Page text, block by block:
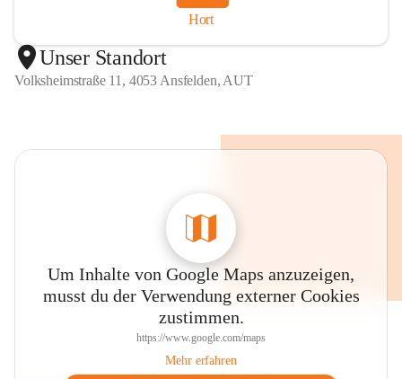
Hort
Unser Standort
Volksheimstraße 11, 4053 Ansfelden, AUT
Um Inhalte von Google Maps anzuzeigen,
musst du der Verwendung externer Cookies
zustimmen.
https://www.google.com/maps
Mehr erfahren